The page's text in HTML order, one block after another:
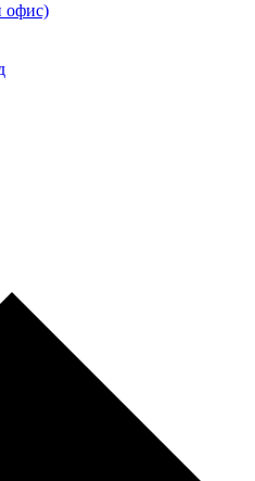
офис)